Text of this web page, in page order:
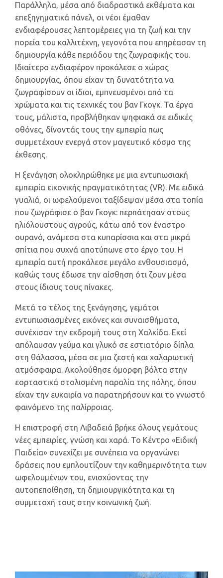
Παράλληλα, μέσα από διαδραστικά εκθέματα και
επεξηγηματικά πάνελ, οι νέοι έμαθαν
ενδιαφέρουσες λεπτομέρειες για τη ζωή και την
πορεία του καλλιτέχνη, γεγονότα που επηρέασαν τη
δημιουργία κάθε περιόδου της ζωγραφικής του.
Ιδιαίτερο ενδιαφέρον προκάλεσε ο χώρος
δημιουργίας, όπου είχαν τη δυνατότητα να
ζωγραφίσουν οι ίδιοι, εμπνευσμένοι από τα
χρώματα και τις τεχνικές του βαν Γκογκ. Τα έργα
τους, μάλιστα, προβλήθηκαν ψηφιακά σε ειδικές
οθόνες, δίνοντάς τους την εμπειρία πως
συμμετέχουν ενεργά στον μαγευτικό κόσμο της
έκθεσης.
Η ξενάγηση ολοκληρώθηκε με μια εντυπωσιακή
εμπειρία εικονικής πραγματικότητας (VR). Με ειδικά
γυαλιά, οι ωφελούμενοι ταξίδεψαν μέσα στα τοπία
που ζωγράφισε ο βαν Γκογκ: περπάτησαν στους
ηλιόλουστους αγρούς, κάτω από τον έναστρο
ουρανό, ανάμεσα στα κυπαρίσσια και στα μικρά
σπίτια που συχνά αποτύπωνε στο έργο του. Η
εμπειρία αυτή προκάλεσε μεγάλο ενθουσιασμό,
καθώς τους έδωσε την αίσθηση ότι ζουν μέσα
στους ίδιους τους πίνακες.
Μετά το τέλος της ξενάγησης, γεμάτοι
εντυπωσιασμένες εικόνες και συναισθήματα,
συνέχισαν την εκδρομή τους στη Χαλκίδα. Εκεί
απόλαυσαν γεύμα και γλυκό σε εστιατόριο δίπλα
στη θάλασσα, μέσα σε μια ζεστή και χαλαρωτική
ατμόσφαιρα. Ακολούθησε όμορφη βόλτα στην
εορταστικά στολισμένη παραλία της πόλης, όπου
είχαν την ευκαιρία να παρατηρήσουν και το γνωστό
φαινόμενο της παλίρροιας.
Η επιστροφή στη Λιβαδειά βρήκε όλους γεμάτους
νέες εμπειρίες, γνώση και χαρά. Το Κέντρο «Ειδική
Παιδεία» συνεχίζει με συνέπεια να οργανώνει
δράσεις που εμπλουτίζουν την καθημερινότητα των
ωφελουμένων του, ενισχύοντας την
αυτοπεποίθηση, τη δημιουργικότητα και τη
συμμετοχή τους στην κοινωνική ζωή.